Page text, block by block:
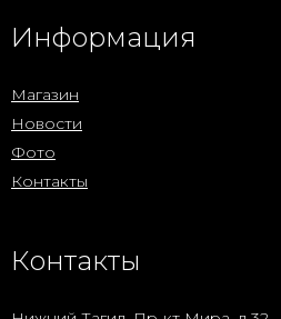
Информация
Магазин
Новости
Фото
Контакты
Контакты